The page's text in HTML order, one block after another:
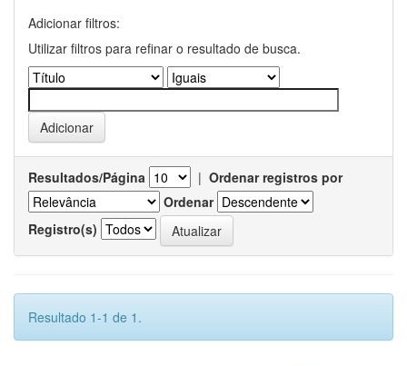
Adicionar filtros:
Utilizar filtros para refinar o resultado de busca.
Resultados/Página | Ordenar registros por
Ordenar
Registro(s)
Resultado 1-1 de 1.